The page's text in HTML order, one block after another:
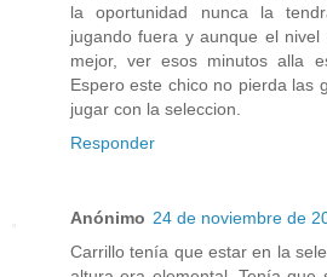
la oportunidad nunca la
jugando fuera y aunque el
mejor, ver esos minutos alla
Espero este chico no pierda las
jugar con la seleccion.
Responder
Anónimo 24 de noviembre de
Carrillo tenía que estar en la